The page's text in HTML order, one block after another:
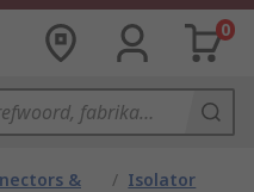
0
&
/ Isolator